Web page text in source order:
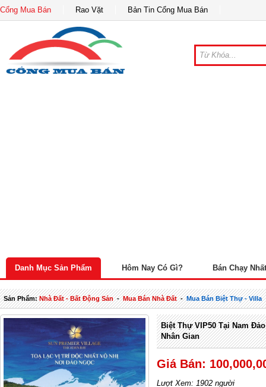
Cổng Mua Bán Rao Vặt Bản Tin Cổng Mua Bán
Danh Mục Sản Phẩm Hôm Nay Có Gì? Bán Chạy Nhất
Sản Phẩm:Nhà Đất - Bất Động Sản-Mua Bán Nhà Đất-Mua Bán Biệt Thự - Villa
Biệt Thự VIP50 Tại Nam
Nhân Gian
Giá Bán:
Lượt Xem: 1902 người